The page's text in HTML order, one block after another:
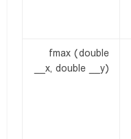
fmax (double
__x, double __y)